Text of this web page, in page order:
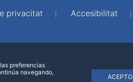
privacitat Accesibilitat
preferencias
navegando,
ACEPTO